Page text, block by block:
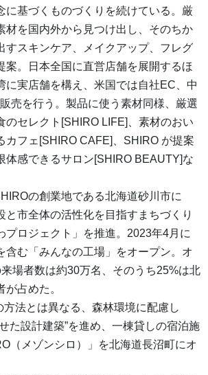
に基づくものづくりを続けている。厳
材を国内外から見つけ出し、そのちか
すスキンケア、メイクアップ、フレグ
案。日本全国に直営店舗を展開するほ
に実店舗を構え、米国では自社EC、中
売を行う。製品に使う素材同様、厳選
のセレクト[SHIRO LIFE]、素材のおい
カフェ[SHIRO CAFE]、SHIRO が提案
体感できるサロン[SHIRO BEAUTY]な
の創業地である北海道砂川市に
と市全体の活性化を目指すまちづくり
プロジェクト」を推進。2023年4月に
含む「みんなの工場」をオープン。オ
場者数は約30万名、そのうち25%は北
占めた。
法とは異なる、森林環境に配慮し
た設計建築”を進め、一棟貸しの宿泊施
（メゾンシロ）」を北海道長沼町にオ